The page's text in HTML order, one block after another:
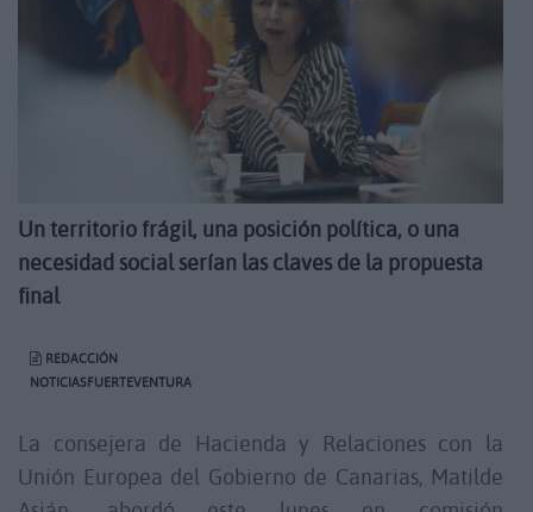
Un territorio frágil, una posición política, o una
necesidad social serían las claves de la propuesta
final
REDACCIÓN
NOTICIASFUERTEVENTURA
La consejera de Hacienda y Relaciones con la
Unión Europea del Gobierno de Canarias, Matilde